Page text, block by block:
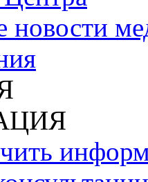
новости